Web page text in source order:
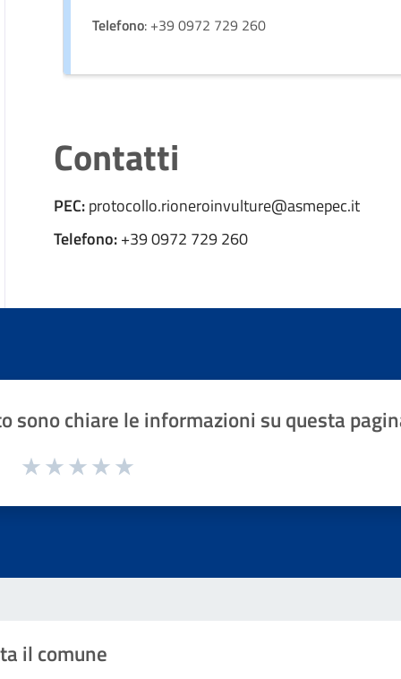
Telefono: +39 0972 729 260
Contatti
PEC:protocollo.rioneroinvulture@asmepec.it
Telefono:+39 0972 729 260
sono chiare le informazioni su questa
1 a 5 stelle la pagina
il comune